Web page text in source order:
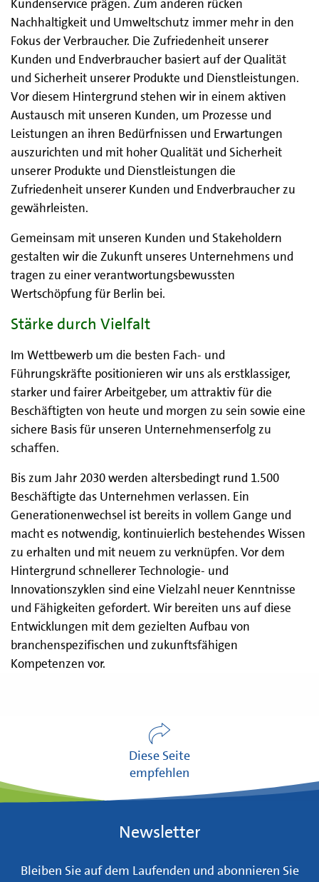
Kundenservice prägen. Zum anderen rücken
Nachhaltigkeit und Umweltschutz immer mehr in den
Fokus der Verbraucher. Die Zufriedenheit unserer
Kunden und Endverbraucher basiert auf der Qualität
und Sicherheit unserer Produkte und Dienstleistungen.
Vor diesem Hintergrund stehen wir in einem aktiven
Austausch mit unseren Kunden, um Prozesse und
Leistungen an ihren Bedürfnissen und Erwartungen
auszurichten und mit hoher Qualität und Sicherheit
unserer Produkte und Dienstleistungen die
Zufriedenheit unserer Kunden und Endverbraucher zu
gewährleisten.
Gemeinsam mit unseren Kunden und Stakeholdern
gestalten wir die Zukunft unseres Unternehmens und
tragen zu einer verantwortungsbewussten
Wertschöpfung für Berlin bei.
Stärke durch Vielfalt
Im Wettbewerb um die besten Fach- und
Führungskräfte positionieren wir uns als erstklassiger,
starker und fairer Arbeitgeber, um attraktiv für die
Beschäftigten von heute und morgen zu sein sowie eine
sichere Basis für unseren Unternehmenserfolg zu
schaffen.
Bis zum Jahr 2030 werden altersbedingt rund 1.500
Beschäftigte das Unternehmen verlassen. Ein
Generationenwechsel ist bereits in vollem Gange und
macht es notwendig, kontinuierlich bestehendes Wissen
zu erhalten und mit neuem zu verknüpfen. Vor dem
Hintergrund schnellerer Technologie- und
Innovationszyklen sind eine Vielzahl neuer Kenntnisse
und Fähigkeiten gefordert. Wir bereiten uns auf diese
Entwicklungen mit dem gezielten Aufbau von
branchenspezifischen und zukunftsfähigen
Kompetenzen vor.
Diese Seite
empfehlen
Newsletter
Bleiben Sie auf dem Laufenden und abonnieren Sie